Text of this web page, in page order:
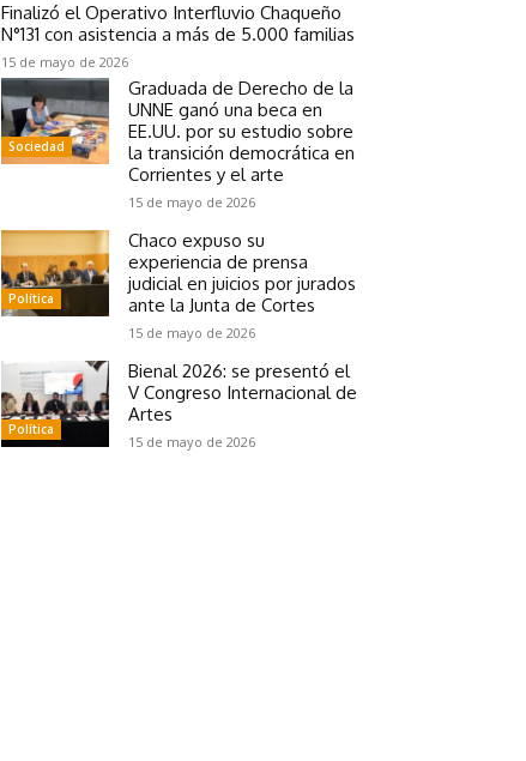
Finalizó el Operativo Interfluvio Chaqueño
N°131 con asistencia a más de 5.000 familias
15 de mayo de 2026
Sociedad
Graduada de Derecho de la
UNNE ganó una beca en
EE.UU. por su estudio sobre
la transición democrática en
Corrientes y el arte
15 de mayo de 2026
Política
Chaco expuso su
experiencia de prensa
judicial en juicios por jurados
ante la Junta de Cortes
15 de mayo de 2026
Política
Bienal 2026: se presentó el
V Congreso Internacional de
Artes
15 de mayo de 2026